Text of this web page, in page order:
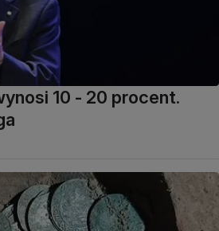
10 - 20 procent.